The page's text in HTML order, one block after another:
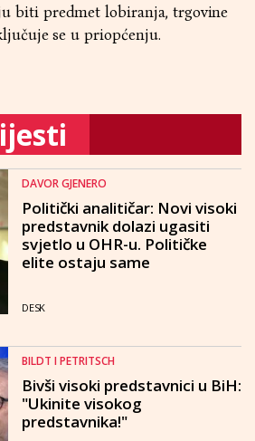
biti predmet lobiranja, trgovine
se u priopćenju.
DAVOR GJENERO
Politički analitičar: Novi visoki
predstavnik dolazi ugasiti
svjetlo u OHR-u. Političke
elite ostaju same
DESK
BILDT I PETRITSCH
Bivši visoki predstavnici u BiH:
"Ukinite visokog
predstavnika!"